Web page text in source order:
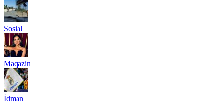
Sosial
Maqazin
İdman